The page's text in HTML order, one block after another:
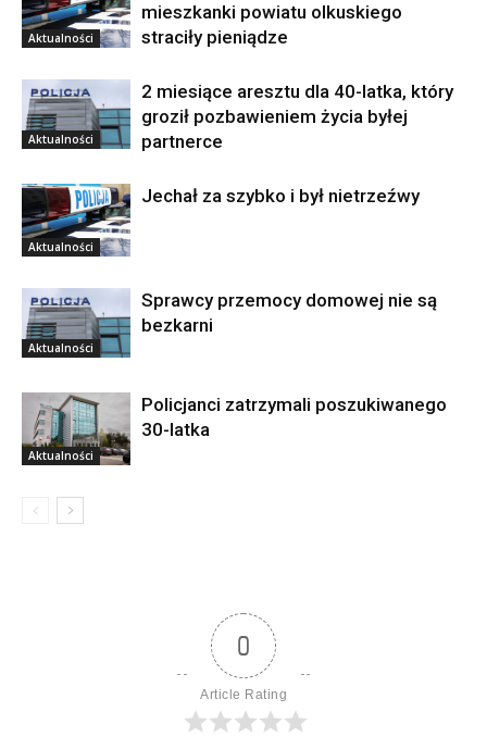
Aktualności
mieszkanki powiatu olkuskiego
straciły pieniądze
Aktualności
2 miesiące aresztu dla 40-latka, który
groził pozbawieniem życia byłej
partnerce
Aktualności
Jechał za szybko i był nietrzeźwy
Aktualności
Sprawcy przemocy domowej nie są
bezkarni
Aktualności
Policjanci zatrzymali poszukiwanego
30-latka
0
Article Rating